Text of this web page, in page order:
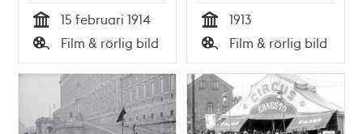
Tid
15 februari 1914
Typ
Film & rörlig bild Tid
1913
Typ
Film & rörlig bild